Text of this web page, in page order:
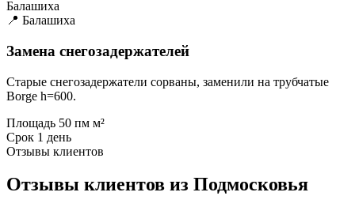
📍 Балашиха
Замена снегозадержателей
Старые снегозадержатели сорваны, заменили на трубчатые
Borge h=600.
Площадь 50 пм м²
Срок 1 день
Отзывы клиентов
Отзывы клиентов из Подмосковья